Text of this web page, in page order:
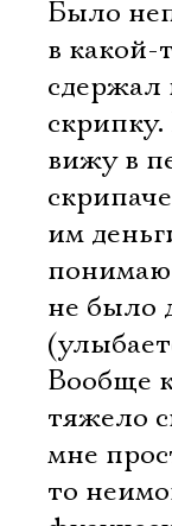
Было
в какой-
сдержал
вижу в
им
не было
Вообще
тяжело
мне
то